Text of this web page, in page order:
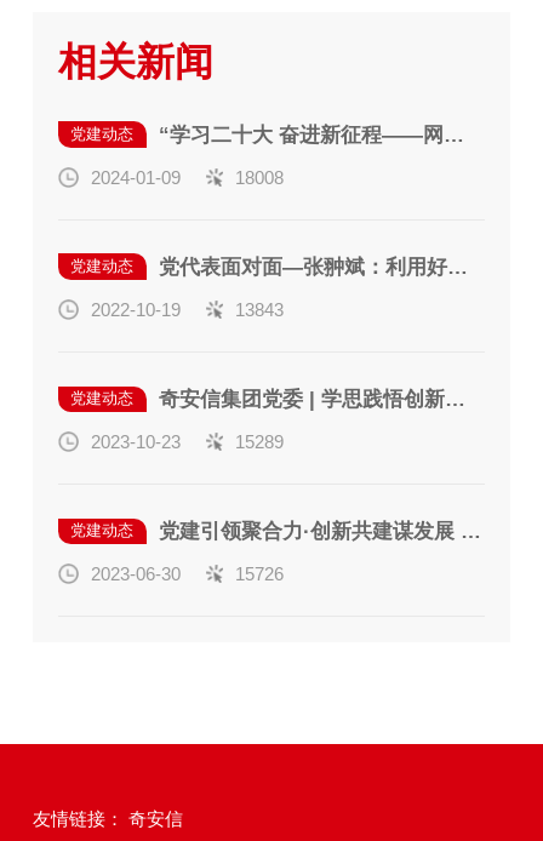
相关新闻
党建动态 “学习二十大 奋进新征程——网安书记讲党课”|奇安信集团党委副书记蒋虎获CCIA荣誉表彰
2024-01-09 18008
党建动态 党代表面对面—张翀斌：利用好冬奥会科技遗产 提升网络安全技术
2022-10-19 13843
党建动态 奇安信集团党委 | 学思践悟创新理论 担当新的文化使命
2023-10-23 15289
党建动态 党建引领聚合力·创新共建谋发展 奇安信南京党支部、东南大学溧阳研究院“迎七一”联合党建活动
2023-06-30 15726
友情链接： 奇安信